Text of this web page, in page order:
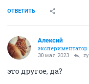
ОТВЕТИТЬ
Алексий
экспериментатор
30 мая 2023
это другое, да?